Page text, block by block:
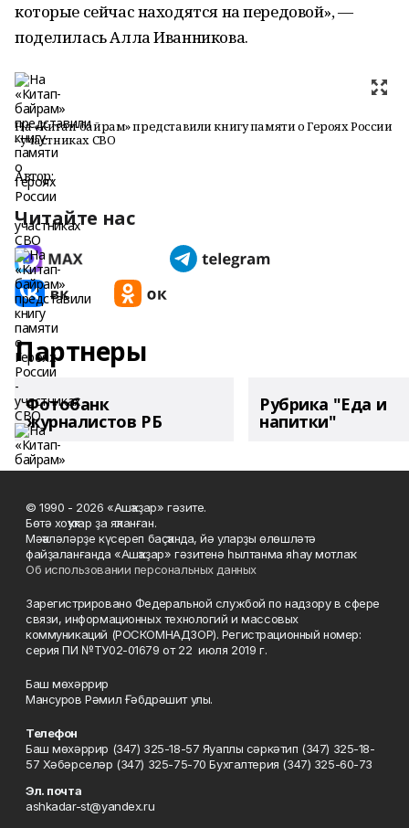
которые сейчас находятся на передовой», —
поделилась Алла Иванникова.
На «Китап-байрам» представили книгу памяти о Героях России
- участниках СВО
Автор:
Читайте нас
Партнеры
Фотобанк
журналистов РБ
Рубрика "Еда и
напитки"
© 1990 - 2026 «Ашҡаҙар» гәзите.
Бөтә хоҡуҡтар ҙа яҡланған.
Мәҡәләләрҙе күсереп баҫҡанда, йә уларҙы өлөшләтә
файҙаланғанда «Ашҡаҙар» гәзитенә һылтанма яһау мотлаҡ.
Об использовании персональных данных
Зарегистрировано Федеральной службой по надзору в сфере
связи, информационных технологий и массовых
коммуникаций (РОСКОМНАДЗОР). Регистрационный номер:
серия ПИ №ТУ02-01679 от 22 июля 2019 г.
Баш мөхәррир
Мансуров Рәмил Ғәбдрәшит улы.
Телефон
Баш мөхәррир (347) 325-18-57 Яуаплы сәркәтип (347) 325-18-
57 Хәбәрселәр (347) 325-75-70 Бухгалтерия (347) 325-60-73
Эл. почта
ashkadar-st@yandex.ru